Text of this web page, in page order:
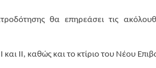
θα επηρεάσει τις
και ΙΙ, καθώς και το κτίριο του Νέου